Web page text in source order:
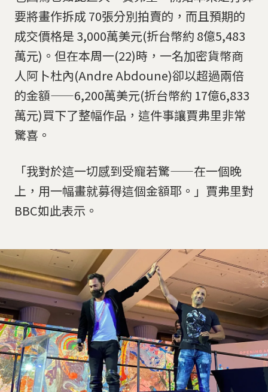
要將畫作拆成 70張分別拍賣的，而且預期的
成交價格是 3,000萬美元(折台幣約 8億5,483
萬元)。但在本周一(22)時，一名加密貨幣商
人阿卜杜內(Andre Abdoune)卻以超過兩倍
的金額——6,200萬美元(折台幣約 17億6,833
萬元)買下了整幅作品，這件事讓賈弗里非常
驚喜。
「我對於這一切感到受寵若驚——在一個晚
上，用一幅畫就募得這個金額耶。」賈弗里對
BBC如此表示。